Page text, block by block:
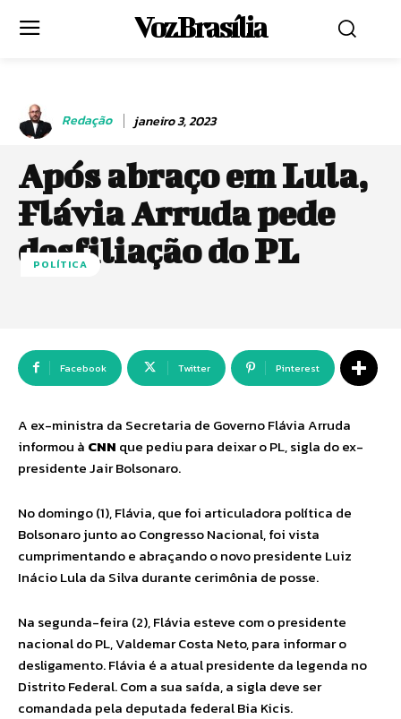
Voz Brasília
Redação janeiro 3, 2023
Após abraço em Lula,
Flávia Arruda pede
desfiliação do PL
POLÍTICA
Facebook Twitter Pinterest
A ex-ministra da Secretaria de Governo Flávia Arruda
informou à CNN que pediu para deixar o PL, sigla do ex-
presidente Jair Bolsonaro.
No domingo (1), Flávia, que foi articuladora política de
Bolsonaro junto ao Congresso Nacional, foi vista
cumprimentando e abraçando o novo presidente Luiz
Inácio Lula da Silva durante cerimônia de posse.
Na segunda-feira (2), Flávia esteve com o presidente
nacional do PL, Valdemar Costa Neto, para informar o
desligamento. Flávia é a atual presidente da legenda no
Distrito Federal. Com a sua saída, a sigla deve ser
comandada pela deputada federal Bia Kicis.